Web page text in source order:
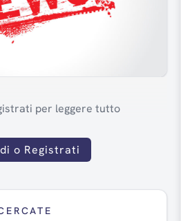
per leggere tutto
o Registrati